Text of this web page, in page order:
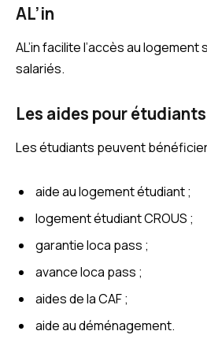
AL’in
AL’in facilite l’accès au
salariés.
Les aides pour
Les étudiants peuvent
aide au logement étudiant ;
logement étudiant CROUS ;
garantie loca pass ;
avance loca pass ;
aides de la CAF ;
aide au déménagement.